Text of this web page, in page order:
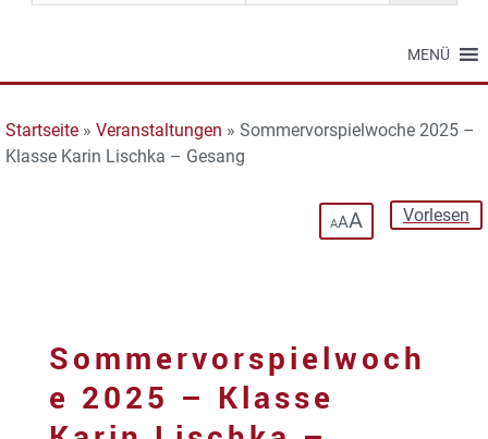
MENÜ
Startseite » Veranstaltungen » Sommervorspielwoche 2025 –
Klasse Karin Lischka – Gesang
Vorlesen
AAA
Sommervorspielwoch
e 2025 – Klasse